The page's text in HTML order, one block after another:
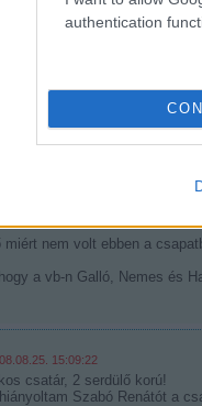
authentication
12:45:23
valóban nagyon kritikus voltál!
vagyok a csapattal, de én
csak rossz olvasni
fordítani, és a
ellenfelet. Sajnos a harmadik
Azért bízom benne, hogy
a lengyelekkel szemben.
2008.08.25. 14:39:18
miért nem volt ebben a
a vb-n Galló, Nemes és
15:09:22
csatár, 2 serdülő korú!
Szabó Renátót a